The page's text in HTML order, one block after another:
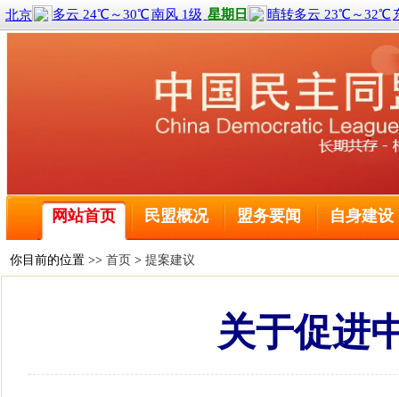
网站首页 民盟概况 盟务要闻 自身建设
民盟中央关于学习贯彻十四届全国人大二次会议和全国政
民盟哈尔滨工业大学委员会主委刘京获得国际建筑性能模
民盟黑龙江省委会主委钱福永当选黑龙江省政协副主席
民盟黑龙江省信息中心委员会主委陈霖任鸡西市副市长
民盟中央关于开展“不忘合作初心，继续携手前进”主题
喜报！2名黑龙江盟员荣获全国三八红旗手称号
全球前2%顶尖科学家榜单公布 民盟哈尔滨工程大学委
你目前的位置 >> 首页 > 提案建议
关于促进